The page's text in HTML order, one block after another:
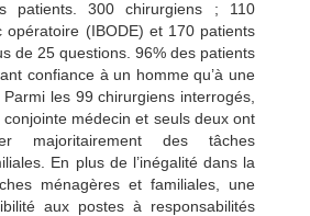
patients. 300 chirurgiens ; 110
opératoire (IBODE) et 170 patients
de 25 questions. 96% des patients
confiance à un homme qu’à une
les 99 chirurgiens interrogés,
médecin et seuls deux ont
majoritairement des tâches
En plus de l’inégalité dans la
ménagères et familiales, une
aux postes à responsabilités